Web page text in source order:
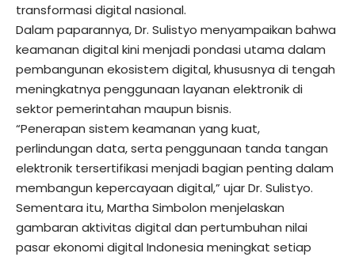
transformasi digital nasional.
Dalam paparannya, Dr. Sulistyo menyampaikan bahwa
keamanan digital kini menjadi pondasi utama dalam
pembangunan ekosistem digital, khususnya di tengah
meningkatnya penggunaan layanan elektronik di
sektor pemerintahan maupun bisnis.
“Penerapan sistem keamanan yang kuat,
perlindungan data, serta penggunaan tanda tangan
elektronik tersertifikasi menjadi bagian penting dalam
membangun kepercayaan digital,” ujar Dr. Sulistyo.
Sementara itu, Martha Simbolon menjelaskan
gambaran aktivitas digital dan pertumbuhan nilai
pasar ekonomi digital Indonesia meningkat setiap